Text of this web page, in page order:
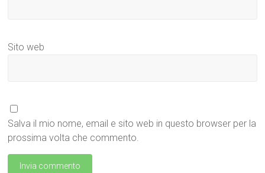
Sito web
Salva il mio nome, email e sito web in questo browser per la
prossima volta che commento.